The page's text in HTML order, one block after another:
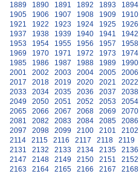
1889
1890 1891 1892 1893 1894
1905
1906 1907 1908 1909 1910
1921
1922 1923 1924 1925 1926
1937
1938 1939 1940 1941 1942
1953
1954 1955 1956 1957 1958
1969
1970 1971 1972 1973 1974
1985
1986 1987 1988 1989 1990
2001
2002 2003 2004 2005 2006
2017
2018 2019 2020 2021 2022
2033
2034 2035 2036 2037 2038
2049
2050 2051 2052 2053 2054
2065
2066 2067 2068 2069 2070
2081
2082 2083 2084 2085 2086
2097
2098 2099 2100 2101 2102
2114
2115 2116 2117 2118 2119
2131
2132 2133 2134 2135 2136
2147
2148 2149 2150 2151 2152
2163
2164 2165 2166 2167 2168